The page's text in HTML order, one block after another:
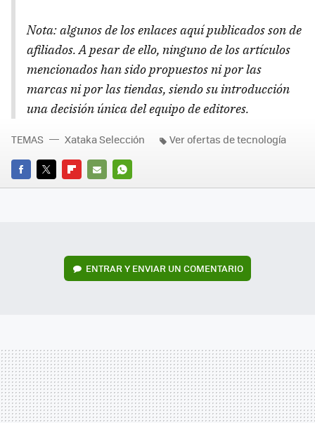
Nota: algunos de los enlaces aquí publicados son de
afiliados. A pesar de ello, ninguno de los artículos
mencionados han sido propuestos ni por las
marcas ni por las tiendas, siendo su introducción
una decisión única del equipo de editores.
FACEBOOK
TWITTERFLIPBOARD
E-
WHATSAPP
TEMAS Xataka Selección Ver ofertas de tecnología
ENTRAR Y ENVIAR UN COMENTARIO